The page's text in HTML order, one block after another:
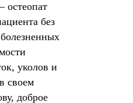
остеопат
без
уколов и
своем
доброе